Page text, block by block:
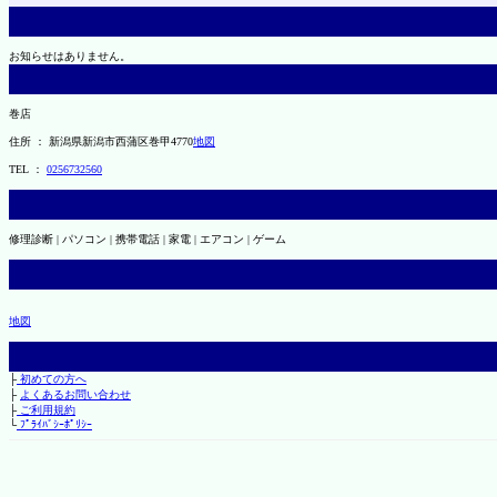
お知らせはありません。
巻店
住所 ： 新潟県新潟市西蒲区巻甲4770地図
TEL ： 0256732560
修理診断 | パソコン | 携帯電話 | 家電 | エアコン | ゲーム
地図
├初めての方へ
├ よくあるお問い合わせ
├ご利用規約
└ﾌﾟﾗｲﾊﾞｼｰﾎﾟﾘｼｰ